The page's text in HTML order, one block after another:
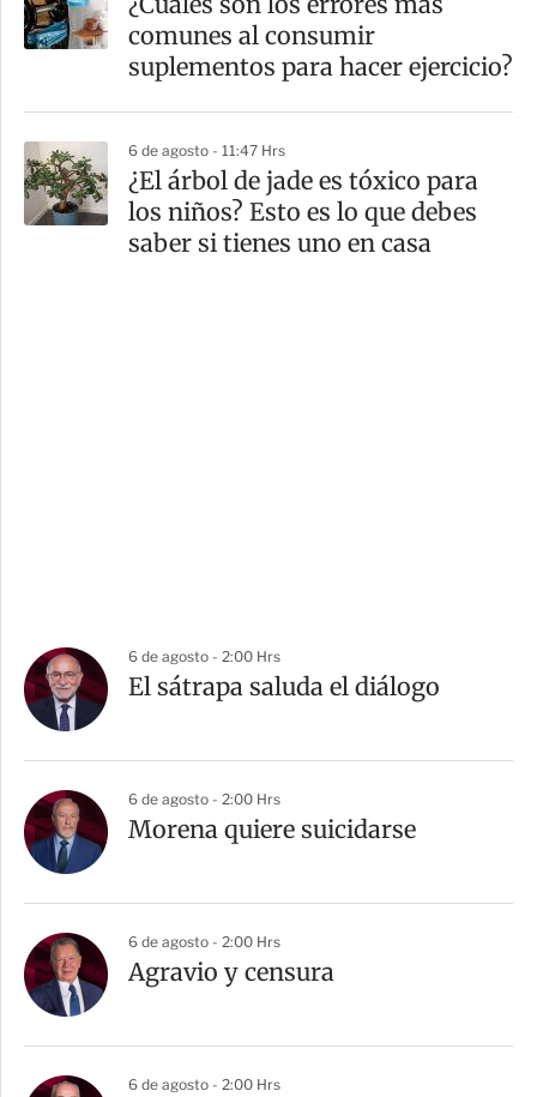
comunes al consumir
suplementos para hacer ejercicio?
6 de agosto - 11:47 Hrs
¿El árbol de jade es tóxico para
los niños? Esto es lo que debes
saber si tienes uno en casa
6 de agosto - 2:00 Hrs
El sátrapa saluda el diálogo
6 de agosto - 2:00 Hrs
Morena quiere suicidarse
6 de agosto - 2:00 Hrs
Agravio y censura
6 de agosto - 2:00 Hrs